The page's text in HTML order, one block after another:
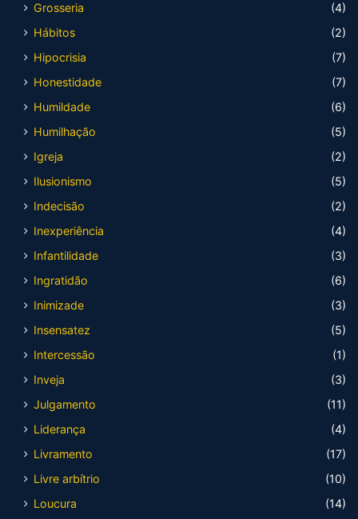
Grosseria
(4)
Hábitos
(2)
Hipocrisia
(7)
Honestidade
(7)
Humildade
(6)
Humilhação
(5)
Igreja
(2)
Ilusionismo
(5)
Indecisão
(2)
Inexperiência
(4)
Infantilidade
(3)
Ingratidão
(6)
Inimizade
(3)
Insensatez
(5)
Intercessão
(1)
Inveja
(3)
Julgamento
(11)
Liderança
(4)
Livramento
(17)
Livre arbítrio
(10)
Loucura
(14)